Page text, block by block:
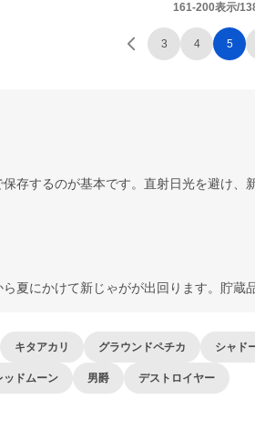
161-200表示/
3 4 5
存するのが基本です。直射日光を避け、
夏にかけて新じゃがが出回ります。貯蔵
キタアカリ グラウンドペチカ シャド
ッドムーン 男爵 デストロイヤー